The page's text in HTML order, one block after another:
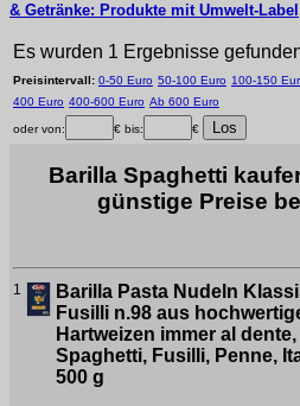
& Getränke: Produkte mit Umwelt-Label
Es wurden 1 Ergebnisse
Preisintervall: 0-50 Euro 50-100 Euro 100-150
400 Euro 400-600 Euro Ab 600 Euro
oder von: € bis: €
Barilla Spaghetti
günstige Preise
1
Barilla Pasta Nudeln
Fusilli n.98 aus
Hartweizen immer al
Spaghetti, Fusilli, Penne,
500 g